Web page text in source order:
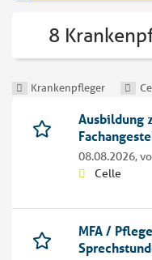
8
Krankenpfleger
Ausbildung
08.08.2026,
Celle
MFA /